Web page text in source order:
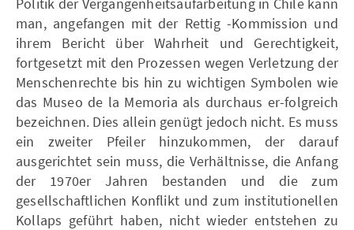
man, angefangen mit der Rettig -Kommission und
ihrem Bericht über Wahrheit und Gerechtigkeit,
fortgesetzt mit den Prozessen wegen Verletzung der
Menschenrechte bis hin zu wichtigen Symbolen wie
das Museo de la Memoria als durchaus er-folgreich
bezeichnen. Dies allein genügt jedoch nicht. Es muss
ein zweiter Pfeiler hinzukommen, der darauf
ausgerichtet sein muss, die Verhältnisse, die Anfang
der 1970er Jahren bestanden und die zum
gesellschaftlichen Konflikt und zum institutionellen
Kollaps geführt haben, nicht wieder entstehen zu